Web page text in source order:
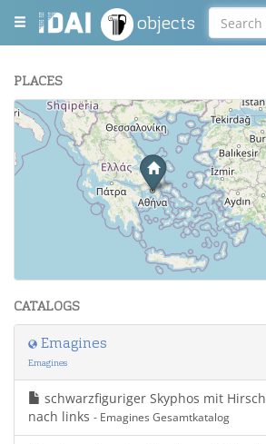
objects
PLACES
+
−
| Maps and Data ©
CATALOGS
Emagines
Emagines
schwarzfiguriger Skyphos mit Hirsch
nach links - Emagines Gesamtkatalog